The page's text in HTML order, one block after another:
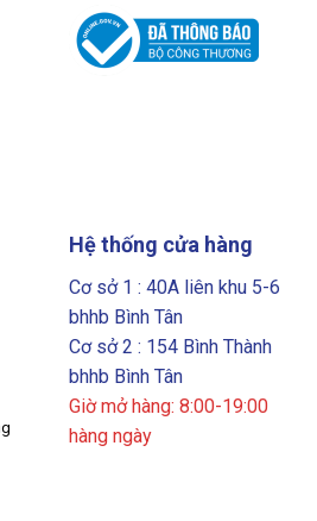
Hệ thống cửa hàng
Cơ sở 1 : 40A liên khu 5-6
bhhb Bình Tân
Cơ sở 2 : 154 Bình Thành
bhhb Bình Tân
Giờ mở hàng: 8:00-19:00
hàng ngày